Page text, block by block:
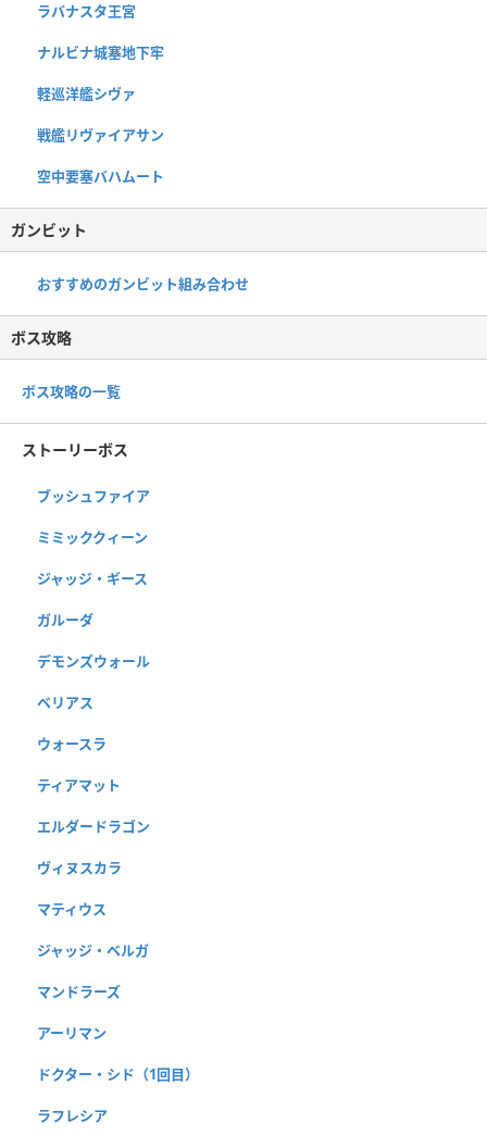
ラバナスタ王宮
ナルビナ城塞地下牢
軽巡洋艦シヴァ
戦艦リヴァイアサン
空中要塞バハムート
ガンビット
おすすめのガンビット組み合わせ
ボス攻略
ボス攻略の一覧
ストーリーボス
ブッシュファイア
ミミッククィーン
ジャッジ・ギース
ガルーダ
デモンズウォール
ベリアス
ウォースラ
ティアマット
エルダードラゴン
ヴィヌスカラ
マティウス
ジャッジ・ベルガ
マンドラーズ
アーリマン
ドクター・シド（1回目）
ラフレシア